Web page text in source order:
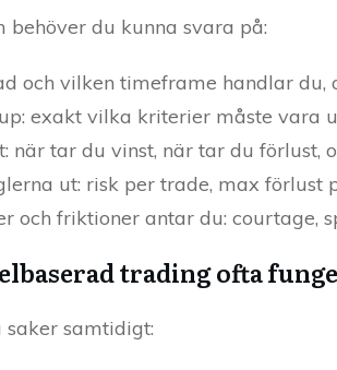
behöver du kunna svara på:
och vilken timeframe handlar du,
exakt vilka kriterier måste vara
när tar du vinst, när tar du förlust,
ut: risk per trade, max förlust
och friktioner antar du: courtage,
trading ofta
saker samtidigt: